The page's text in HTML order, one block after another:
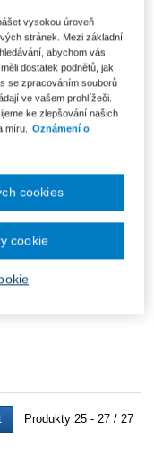
práva v mezinárodní
politice
Od 686 Kč
Produkty 25 - 27 / 27
vysokou úroveň
stránek. Mezi základní
abychom vás
dostatek podnětů, jak
se zpracováním souborů
ve vašem prohlížeči.
ke zlepšování našich
míru. Oznámení o
cookies
cookie